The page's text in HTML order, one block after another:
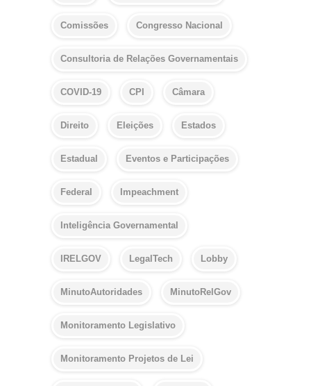
Comissões Congresso Nacional
Consultoria de Relações Governamentais
COVID-19 CPI Câmara
Direito Eleições Estados
Estadual Eventos e Participações
Federal Impeachment
Inteligência Governamental
IRELGOV LegalTech Lobby
MinutoAutoridades MinutoRelGov
Monitoramento Legislativo
Monitoramento Projetos de Lei